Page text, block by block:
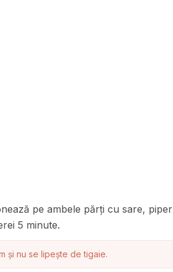
pe ambele părți cu sare, piper
5 minute.
și nu se lipește de tigaie.